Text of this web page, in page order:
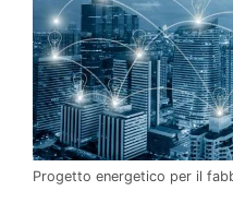
Progetto energetico per il